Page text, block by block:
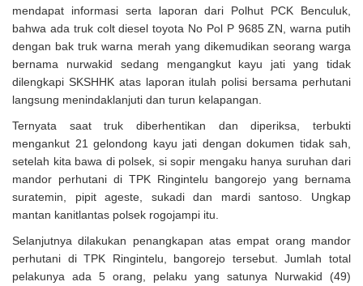
mendapat informasi serta laporan dari Polhut PCK Benculuk,
bahwa ada truk colt diesel toyota No Pol P 9685 ZN, warna putih
dengan bak truk warna merah yang dikemudikan seorang warga
bernama nurwakid sedang mengangkut kayu jati yang tidak
dilengkapi SKSHHK atas laporan itulah polisi bersama perhutani
langsung menindaklanjuti dan turun kelapangan.
Ternyata saat truk diberhentikan dan diperiksa, terbukti
mengankut 21 gelondong kayu jati dengan dokumen tidak sah,
setelah kita bawa di polsek, si sopir mengaku hanya suruhan dari
mandor perhutani di TPK Ringintelu bangorejo yang bernama
suratemin, pipit ageste, sukadi dan mardi santoso. Ungkap
mantan kanitlantas polsek rogojampi itu.
Selanjutnya dilakukan penangkapan atas empat orang mandor
perhutani di TPK Ringintelu, bangorejo tersebut. Jumlah total
pelakunya ada 5 orang, pelaku yang satunya Nurwakid (49)